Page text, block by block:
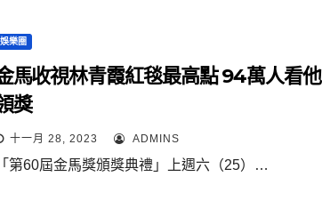
娛樂圈
馬收視林青霞紅毯最高點 94萬人看他
獎
十一月 28, 2023 ADMINS
「第60屆金馬獎頒獎典禮」上週六（25）…